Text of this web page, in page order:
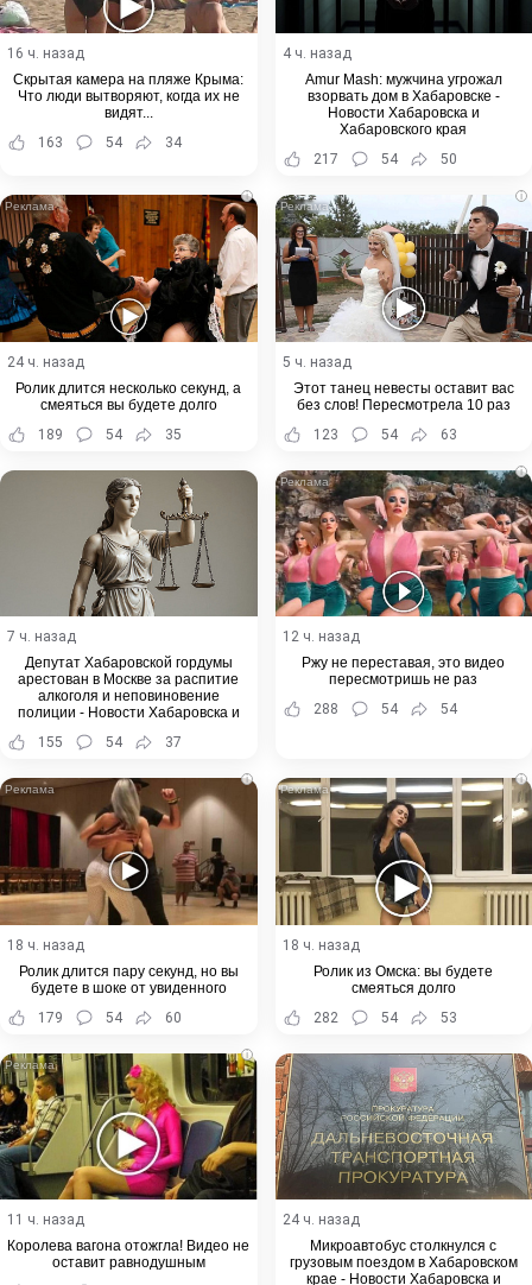
16 ч. назад
Скрытая камера на пляже Крыма:
Что люди вытворяют, когда их не
видят...
163
54 34
4 ч. назад
Amur Mash: мужчина угрожал
взорвать дом в Хабаровске -
Новости Хабаровска и
Хабаровского края
217
54 50
i
24 ч. назад
Ролик длится несколько секунд, а
смеяться вы будете долго
189
54 35
i
5 ч. назад
Этот танец невесты оставит вас
без слов! Пересмотрела 10 раз
123
54 63
7 ч. назад
Депутат Хабаровской гордумы
арестован в Москве за распитие
алкоголя и неповиновение
полиции - Новости Хабаровска и
155 54 37
i
12 ч. назад
Ржу не переставая, это видео
пересмотришь не раз
288
54 54
i
18 ч. назад
Ролик длится пару секунд, но вы
будете в шоке от увиденного
179
54 60
i
18 ч. назад
Ролик из Омска: вы будете
смеяться долго
282
54 53
i
11 ч. назад
Королева вагона отожгла! Видео не
оставит равнодушным
24 ч. назад
Микроавтобус столкнулся с
грузовым поездом в Хабаровском
крае - Новости Хабаровска и